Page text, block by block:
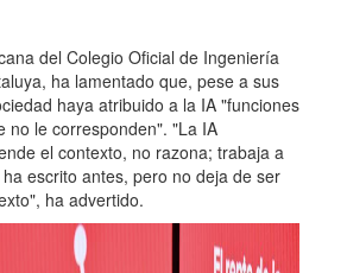
del Colegio Oficial de Ingeniería
ha lamentado que, pese a sus
haya atribuido a la IA "funciones
no le corresponden". "La IA
el contexto, no razona; trabaja a
escrito antes, pero no deja de ser
ha advertido.